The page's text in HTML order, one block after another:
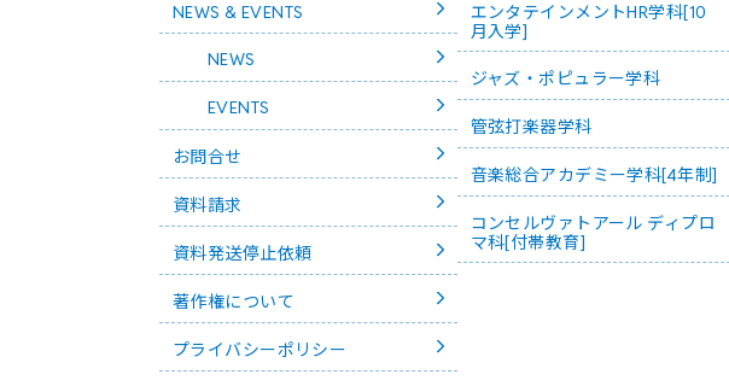
NEWS & EVENTS
NEWS
EVENTS
お問合せ
資料請求
資料発送停止依頼
著作権について
プライバシーポリシー
エンタテインメントHR学科[10
月入学]
ジャズ・ポピュラー学科
管弦打楽器学科
音楽総合アカデミー学科[4年制]
コンセルヴァトアール ディプロ
マ科[付帯教育]